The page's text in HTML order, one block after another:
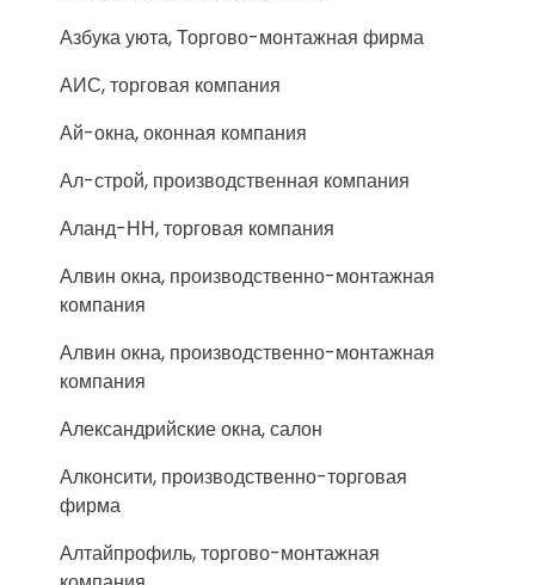
Азбука уюта, Торгово-монтажная фирма
АИС, торговая компания
Ай-окна, оконная компания
Ал-строй, производственная компания
Аланд-НН, торговая компания
Алвин окна, производственно-монтажная
компания
Алвин окна, производственно-монтажная
компания
Александрийские окна, салон
Алконсити, производственно-торговая
фирма
Алтайпрофиль, торгово-монтажная